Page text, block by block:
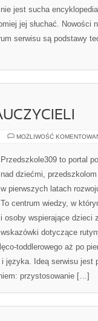
nie jest sucha
jej słuchać. Nowości
serwisu są podstawy
MOŻLIWOŚĆ
Przedszkole309 to portal
nad dziećmi,
w pierwszych latach
To centrum wiedzy, w
i osoby wspierające dzieci
wskazówki dotyczące
toddlerowego aż po
języka. Ideą serwisu jest
przystosowanie […]